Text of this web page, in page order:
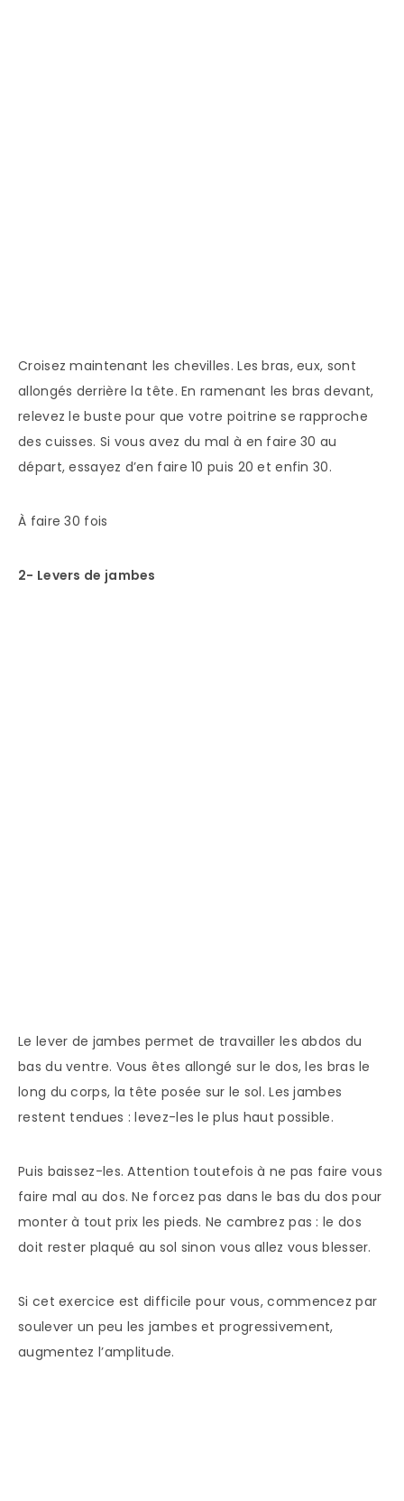
Croisez maintenant les chevilles. Les bras, eux, sont
allongés derrière la tête. En ramenant les bras devant,
relevez le buste pour que votre poitrine se rapproche
des cuisses. Si vous avez du mal à en faire 30 au
départ, essayez d’en faire 10 puis 20 et enfin 30.
À faire 30 fois
2- Levers de jambes
Le lever de jambes permet de travailler les abdos du
bas du ventre. Vous êtes allongé sur le dos, les bras le
long du corps, la tête posée sur le sol. Les jambes
restent tendues : levez-les le plus haut possible.
Puis baissez-les. Attention toutefois à ne pas faire vous
faire mal au dos. Ne forcez pas dans le bas du dos pour
monter à tout prix les pieds. Ne cambrez pas : le dos
doit rester plaqué au sol sinon vous allez vous blesser.
Si cet exercice est difficile pour vous, commencez par
soulever un peu les jambes et progressivement,
augmentez l’amplitude.